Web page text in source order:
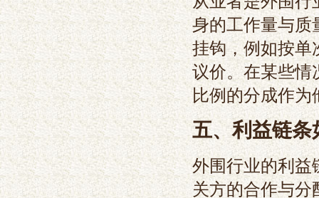
身的工作量与质
挂钩，例如按单
议价。在某些情
比例的分成作
五、利益链条
外围行业的利益
关方的合作与